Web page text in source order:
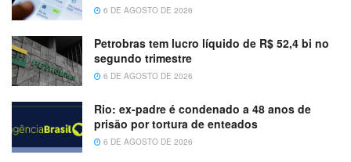
6 DE AGOSTO DE 2026
Petrobras tem lucro líquido de R$ 52,4 bi no
segundo trimestre
6 DE AGOSTO DE 2026
Rio: ex-padre é condenado a 48 anos de
prisão por tortura de enteados
6 DE AGOSTO DE 2026